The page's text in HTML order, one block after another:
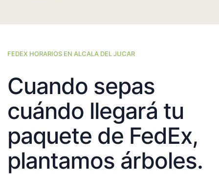
FEDEX HORARIOS EN ALCALA DEL JUCAR
Cuando sepas
cuándo llegará tu
paquete de FedEx,
plantamos árboles.